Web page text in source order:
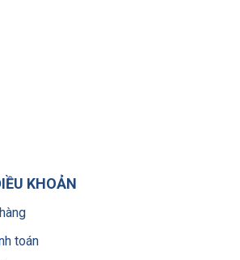
KHOẢN
toán